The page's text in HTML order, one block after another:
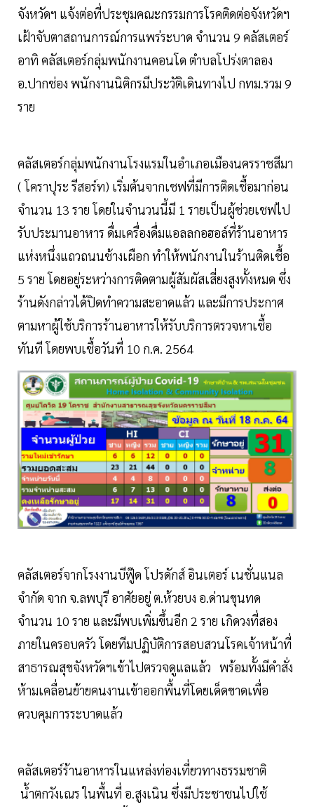
จังหวัดฯ แจ้งต่อที่ประชุมคณะกรรมการโรคติดต่อจังหวัดฯ
เฝ้าจับตาสถานการณ์การแพร่ระบาด จำนวน 9 คลัสเตอร์
อาทิ คลัสเตอร์กลุ่มพนักงานคอนโด ตำบลโปร่งตาลอง
อ.ปากช่อง พนักงานนิติกรมีประวัติเดินทางไป กทม.รวม 9
ราย
คลัสเตอร์กลุ่มพนักงานโรงแรมในอำเภอเมืองนครราชสีมา
( โคราปุระ รีสอร์ท) เริ่มต้นจากเชฟที่มีการติดเชื้อมาก่อน
จำนวน 13 ราย โดยในจำนวนนี้มี 1 รายเป็นผู้ช่วยเชฟไป
รับประมานอาหาร ดื่มเครื่องดื่มแอลลกอฮอล์ที่ร้านอาหาร
แห่งหนึ่งแถวถนนช้างเผือก ทำให้พนักงานในร้านติดเชื้อ
5 ราย โดยอยู่ระหว่างการติดตามผู้สัมผัสเสี่ยงสูงทั้งหมด ซึ่ง
ร้านดังกล่าวได้ปิดทำความสะอาดแล้ว และมีการประกาศ
ตามหาผู้ใช้บริการร้านอาหารให้รับบริการตรวจหาเชื้อ
ทันที โดยพบเชื้อวันที่ 10 ก.ค. 2564
คลัสเตอร์จากโรงงานบีฟู๊ด โปรดักส์ อินเตอร์ เนชั่นแนล
จำกัด จาก จ.ลพบุรี อาศัยอยู่ ต.ห้วยบง อ.ด่านขุนทด
จำนวน 10 ราย และมีพบเพิ่มขึ้นอีก 2 ราย เกิดวงที่สอง
ภายในครอบครัว โดยทีมปฏิบัติการสอบสวนโรคเจ้าหน้าที่
สาธารณสุขจังหวัดฯเข้าไปตรวจดูแลแล้ว พร้อมทั้งมีคำสั่ง
ห้ามเคลื่อนย้ายคนงานเข้าออกพื้นที่โดยเด็ดขาดเพื่อ
ควบคุมการระบาดแล้ว
คลัสเตอร์ร้านอาหารในแหล่งท่องเที่ยวทางธรรมชาติ
น้ำตกวังเณร ในพื้นที่ อ.สูงเนิน ซึ่งมีประชาชนไปใช้